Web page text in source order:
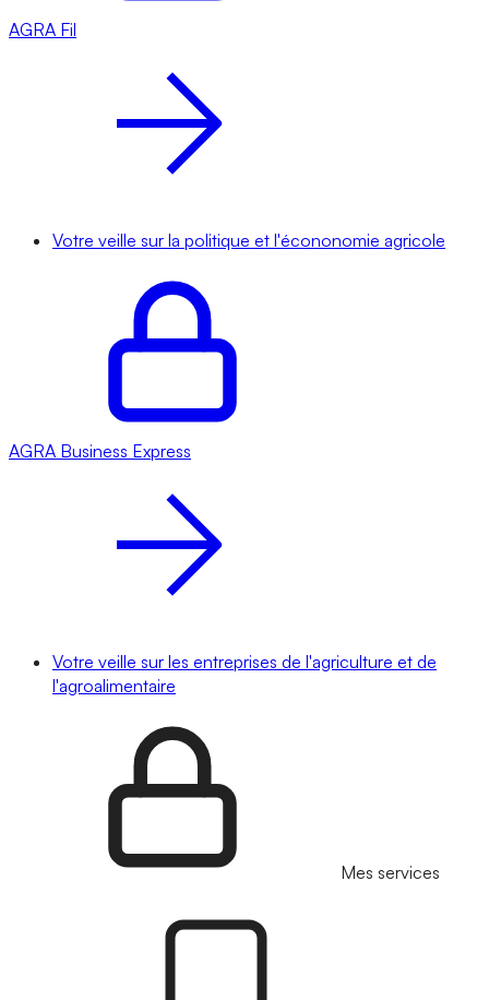
AGRA Fil
Votre veille sur la politique et l'écononomie agricole
AGRA Business Express
Votre veille sur les entreprises de l'agriculture et de
l'agroalimentaire
Mes services